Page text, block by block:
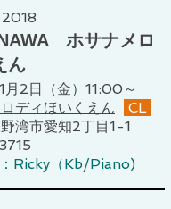
ホサナメロ
ん
月2日（金）11:00～
ディほいくえん
CL
市愛知2丁目1-1
Ricky（Kb/Piano)